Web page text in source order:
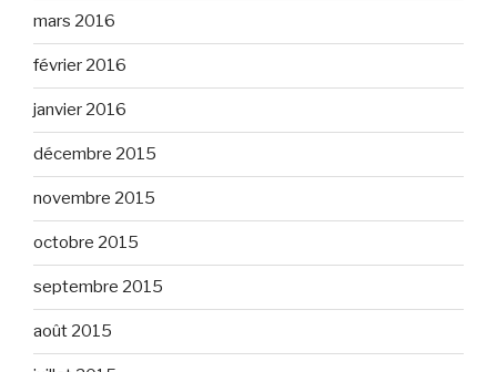
mars 2016
février 2016
janvier 2016
décembre 2015
novembre 2015
octobre 2015
septembre 2015
août 2015